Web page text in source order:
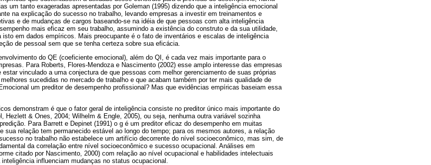
um tanto exageradas apresentadas por Goleman (1995) dizendo que a inteligência emocional
na explicação do sucesso no trabalho, levando empresas a investir em treinamentos e
e de mudanças de cargos baseando-se na idéia de que pessoas com alta inteligência
mais eficaz em seu trabalho, assumindo a existência do construto e da sua utilidade,
isto em dados empíricos. Mais preocupante é o fato de inventários e escalas de inteligência
de pessoal sem que se tenha certeza sobre sua eficácia.
do QE (coeficiente emocional), além do QI, é cada vez mais importante para o
Para Roberts, Flores-Mendoza e Nascimento (2002) esse amplo interesse das empresas
vinculado a uma conjectura de que pessoas com melhor gerenciamento de suas próprias
sucedidas no mercado de trabalho e que acabam também por ter mais qualidade de
um preditor de desempenho profissional? Mas que evidências empíricas baseiam essa
demonstram é que o fator geral de inteligência consiste no preditor único mais importante do
Hezlett & Ones, 2004; Wilhelm & Engle, 2005), ou seja, nenhuma outra variável sozinha
Para Barrett e Depinet (1991) o g é um preditor eficaz do desempenho em muitas
sua relação tem permanecido estável ao longo do tempo; para os mesmos autores, a relação
no trabalho não estabelece um artifício decorrente do nível socioeconômico, mas sim, de
da correlação entre nível socioeconômico e sucesso ocupacional. Análises em
citado por Nascimento, 2000) com relação ao nível ocupacional e habilidades intelectuais
influenciam mudanças no status ocupacional.